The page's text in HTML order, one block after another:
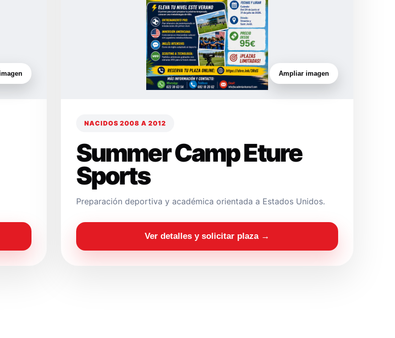
Ampliar imagen
NACIDOS 2008 A 2012
Summer Camp Eture
Sports
Preparación deportiva y académica orientada a Estados Unidos.
Ver detalles y solicitar plaza →